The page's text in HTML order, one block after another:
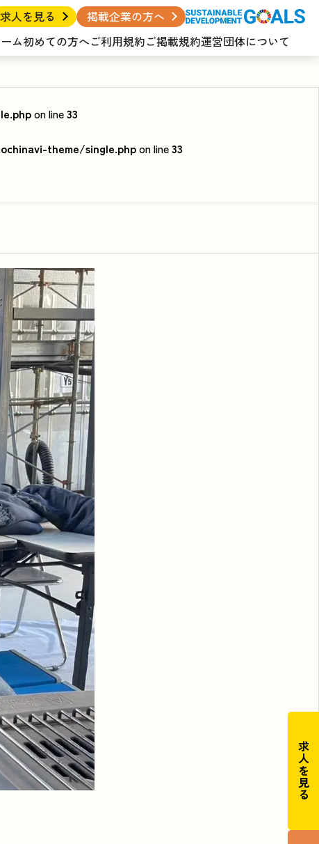
求人を見る
掲載企業の方へ
ム初めての方へご利用規約ご掲載規約運営団体について
求人を見る
on line33
theme/single.phpon line33